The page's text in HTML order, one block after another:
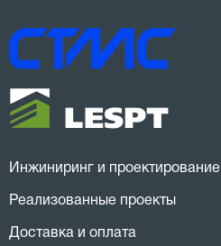
Инжиниринг и проектирование
Реализованные проекты
Доставка и оплата